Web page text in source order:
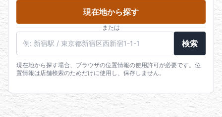
現在地から探す
または
検索
現在地から探す場合、ブラウザの位置情報の使用許可が必要です。位
置情報は店舗検索のためだけに使用し、保存しません。